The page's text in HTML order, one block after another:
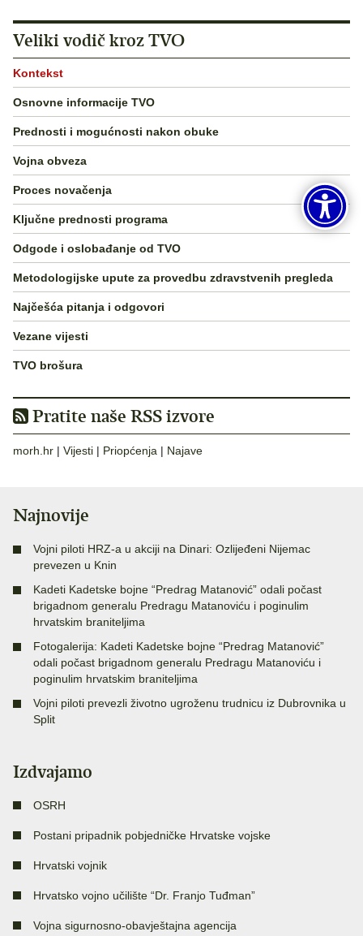
Veliki vodič kroz TVO
Kontekst
Osnovne informacije TVO
Prednosti i mogućnosti nakon obuke
Vojna obveza
Proces novačenja
Ključne prednosti programa
Odgode i oslobađanje od TVO
Metodologijske upute za provedbu zdravstvenih pregleda
Najčešća pitanja i odgovori
Vezane vijesti
TVO brošura
Pratite naše RSS izvore
morh.hr | Vijesti | Priopćenja | Najave
Najnovije
Vojni piloti HRZ-a u akciji na Dinari: Ozlijeđeni Nijemac
prevezen u Knin
Kadeti Kadetske bojne “Predrag Matanović” odali počast
brigadnom generalu Predragu Matanoviću i poginulim
hrvatskim braniteljima
Fotogalerija: Kadeti Kadetske bojne “Predrag Matanović”
odali počast brigadnom generalu Predragu Matanoviću i
poginulim hrvatskim braniteljima
Vojni piloti prevezli životno ugroženu trudnicu iz Dubrovnika u
Split
Izdvajamo
OSRH
Postani pripadnik pobjedničke Hrvatske vojske
Hrvatski vojnik
Hrvatsko vojno učilište “Dr. Franjo Tuđman”
Vojna sigurnosno-obavještajna agencija